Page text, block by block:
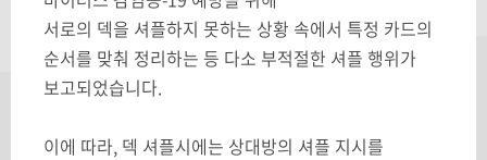
서로의 덱을 셔플하지 못하는 상황 속에서 특정 카드의
순서를 맞춰 정리하는 등 다소 부적절한 셔플 행위가
보고되었습니다.
이에 따라, 덱 셔플시에는 상대방의 셔플 지시를